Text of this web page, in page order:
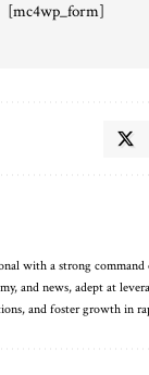
[mc4wp_form]
with a strong
and news, adept at
and foster growth in